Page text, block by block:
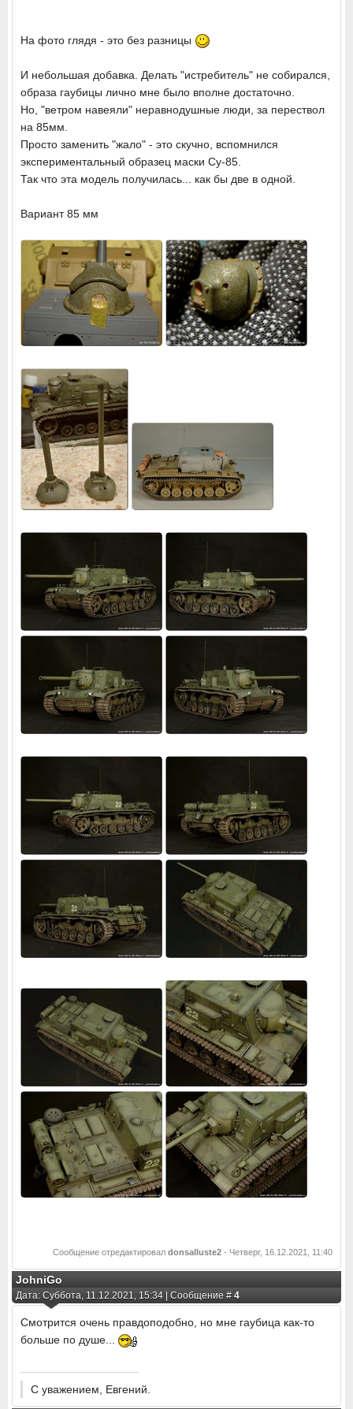
На фото глядя - это без разницы
И небольшая добавка. Делать "истребитель" не собирался,
образа гаубицы лично мне было вполне достаточно.
Но, "ветром навеяли" неравнодушные люди, за перествол
на 85мм.
Просто заменить "жало" - это скучно, вспомнился
экспериментальный образец маски Су-85.
Так что эта модель получилась... как бы две в одной.
Вариант 85 мм
Сообщение отредактировал donsalluste2 - Четверг, 16.12.2021, 11:40
JohniGo
Дата: Суббота, 11.12.2021, 15:34 | Сообщение # 4
Смотрится очень правдоподобно, но мне гаубица как-то
больше по душе...
С уважением, Евгений.